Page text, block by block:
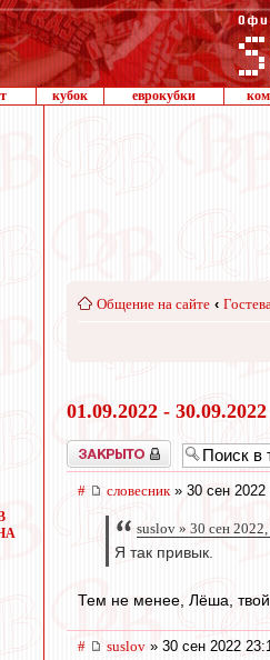
кубок еврокубки
Общение на сайте ‹
01.09.2022 - 30.09.2022
Закрыто
# словесник » 30 сен 2022
suslov » 30 сен
Я так привык.
Тем не менее, Лёша, твой
# suslov » 30 сен 2022